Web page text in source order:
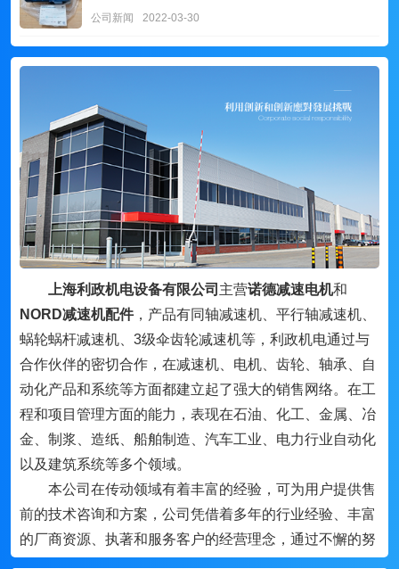
公司新闻 2022-03-30
上海利政机电设备有限公司 主营诺德减速电机和
NORD减速机配件，产品有同轴减速机、平行轴减速机、
蜗轮蜗杆减速机、3级伞齿轮减速机等，利政机电通过与
合作伙伴的密切合作，在减速机、电机、齿轮、轴承、自
动化产品和系统等方面都建立起了强大的销售网络。在工
程和项目管理方面的能力，表现在石油、化工、金属、冶
金、制浆、造纸、船舶制造、汽车工业、电力行业自动化
以及建筑系统等多个领域。
本公司在传动领域有着丰富的经验，可为用户提供售
前的技术咨询和方案，公司凭借着多年的行业经验、丰富
的厂商资源、执著和服务客户的经营理念，通过不懈的努
力，与国内外的机电行业品牌及许多厂家密切合作，形成